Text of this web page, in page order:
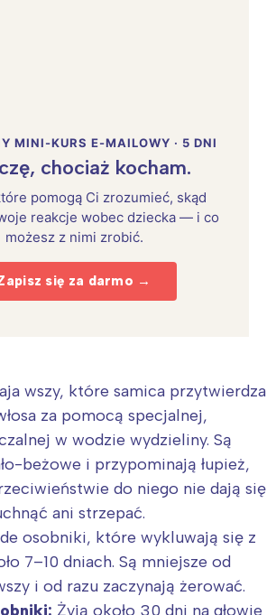
MINI-KURS E-MAILOWY · 5 DNI
chociaż kocham.
pomogą Ci zrozumieć, skąd
reakcje wobec dziecka — i co
możesz z nimi zrobić.
się za darmo →
wszy, które samica przytwierdza
za pomocą specjalnej,
w wodzie wydzieliny. Są
beżowe i przypominają łupież,
do niego nie dają się
ani strzepać.
osobniki, które wykluwają się z
7–10 dniach. Są mniejsze od
i od razu zaczynają żerować.
Żyją około 30 dni na głowie